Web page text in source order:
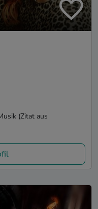
(Zitat aus